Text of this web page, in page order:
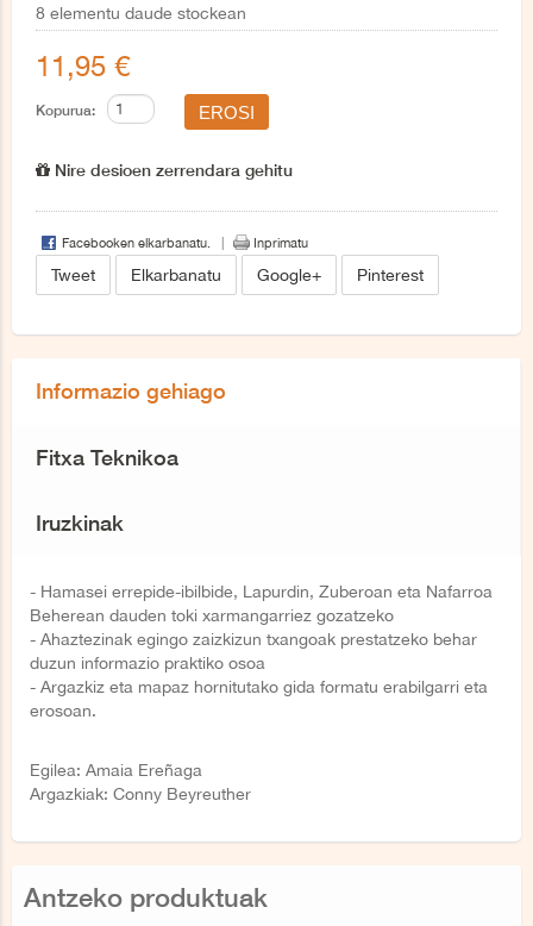
8 elementu daude stockean
11,95 €
Kopurua:
Nire desioen zerrendara gehitu
Facebooken elkarbanatu. Inprimatu
Tweet Elkarbanatu Google+ Pinterest
Informazio gehiago
Fitxa Teknikoa
Iruzkinak
- Hamasei errepide-ibilbide, Lapurdin, Zuberoan eta Nafarroa
Beherean dauden toki xarmangarriez gozatzeko
- Ahaztezinak egingo zaizkizun txangoak prestatzeko behar
duzun informazio praktiko osoa
- Argazkiz eta mapaz hornitutako gida formatu erabilgarri eta
erosoan.
Egilea: Amaia Ereñaga
Argazkiak: Conny Beyreuther
Antzeko produktuak